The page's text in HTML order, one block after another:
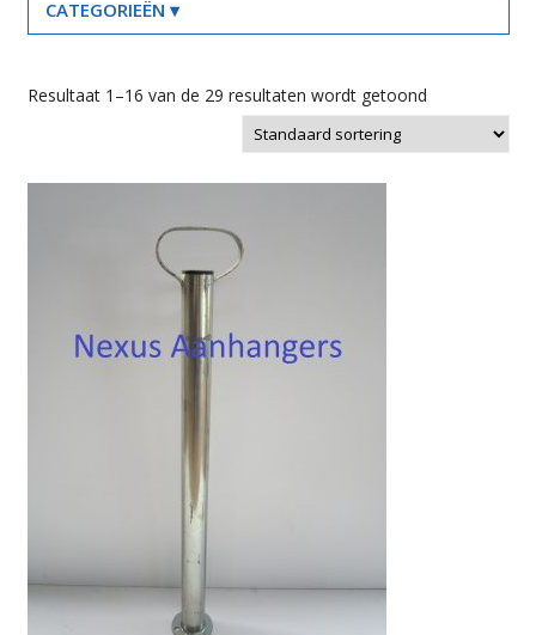
Resultaat 1–16 van de 29 resultaten wordt getoond